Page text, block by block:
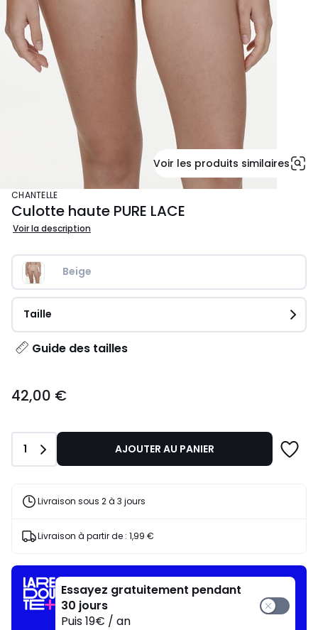
Voir les produits similaires
CHANTELLE
Culotte haute PURE LACE
Voir la description
Beige
Taille
Guide des tailles
€.
42,00 €
Quantité
1 AJOUTER AU PANIER
Livraison sous 2 à 3 jours
Livraison à partir de : 1,99 €
Essayez gratuitement pendant
30 jours
Puis 19€ / an